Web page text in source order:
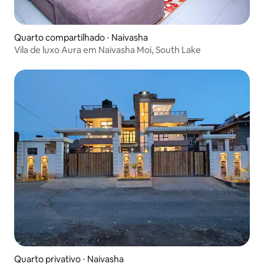
Quarto compartilhado ⋅ Naivasha
Vila de luxo Aura em Naivasha Moi, South Lake
Quarto privativo ⋅ Naivasha